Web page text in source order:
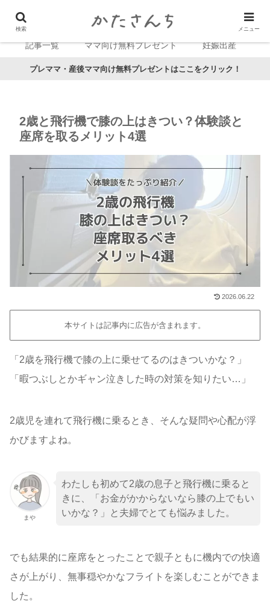
記事一覧 ママ向け無料プレゼント 妊娠出産
プレママ・産後ママ向け無料プレゼントはここをクリック！
2歳と飛行機で膝の上はきつい？体験談と
座席を取るメリット4選
2026.06.22
本サイトは記事内に広告が含まれます。
「2歳を飛行機で膝の上に乗せてるのはきついかな？」
「暇つぶしとかギャン泣きした時の対策を知りたい…」
2歳児を連れて飛行機に乗るとき、そんな疑問や心配が浮
かびますよね。
まや
わたしも初めて2歳の息子と飛行機に乗ると
きに、「お金がかからないなら膝の上でもい
いかな？」と夫婦でとても悩みました。
でも結果的に座席をとったことで親子ともに機内での快適
さが上がり、無事穏やかなフライトを楽しむことができま
した。
検索 メニュー